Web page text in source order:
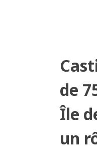
de
Île
un